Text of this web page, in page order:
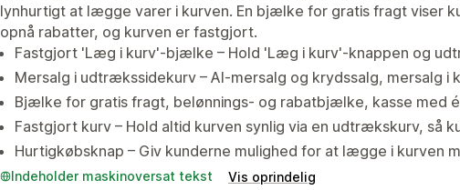
lynhurtigt at lægge varer i kurven. En bjælke for gratis fragt viser
opnå rabatter, og kurven er fastgjort.
Fastgjort 'Læg i kurv'-bjælke – Hold 'Læg i kurv'-knappen og
Mersalg i udtrækssidekurv – AI-mersalg og krydssalg, mersalg
Bjælke for gratis fragt, belønnings- og rabatbjælke, kasse med
Fastgjort kurv – Hold altid kurven synlig via en udtrækskurv, så
Hurtigkøbsknap – Giv kunderne mulighed for at lægge i kurven
Indeholder maskinoversat tekst Vis oprindelig